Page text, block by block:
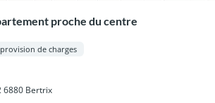
proche du centre
de charges
6880 Bertrix